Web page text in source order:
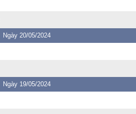
Ngày 20/05/2024
Ngày 19/05/2024